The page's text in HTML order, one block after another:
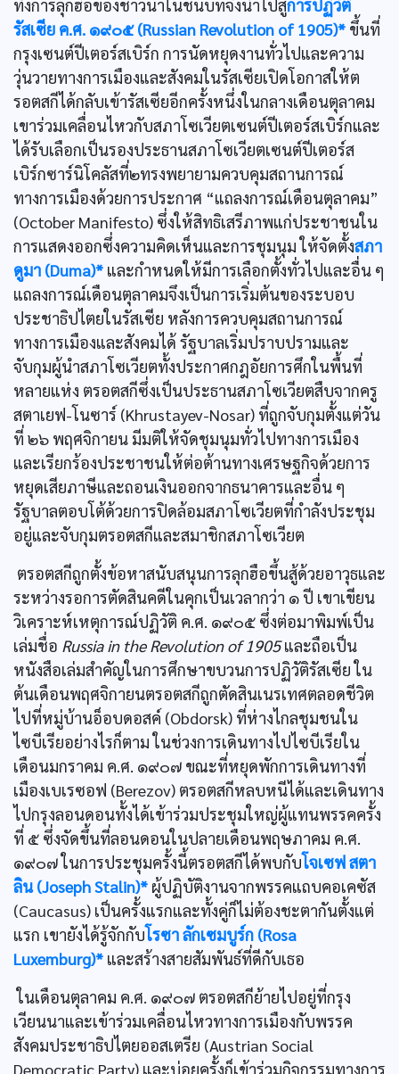
ทั้งการลุกฮือของชาวนาในชนบทจึงนำไปสู่การปฏิวัติ
รัสเซีย ค.ศ. ๑๙๐๕ (Russian Revolution of 1905)* ขึ้นที่
กรุงเซนต์ปีเตอร์สเบิร์ก การนัดหยุดงานทั่วไปและความ
วุ่นวายทางการเมืองและสังคมในรัสเซียเปิดโอกาสให้ต
รอตสกีได้กลับเข้ารัสเซียอีกครั้งหนึ่งในกลางเดือนตุลาคม
เขาร่วมเคลื่อนไหวกับสภาโซเวียตเซนต์ปีเตอร์สเบิร์กและ
ได้รับเลือกเป็นรองประธานสภาโซเวียตเซนต์ปีเตอร์ส
เบิร์กซาร์นิโคลัสที่๒ทรงพยายามควบคุมสถานการณ์
ทางการเมืองด้วยการประกาศ “แถลงการณ์เดือนตุลาคม”
(October Manifesto) ซึ่งให้สิทธิเสรีภาพแก่ประชาชนใน
การแสดงออกซึ่งความคิดเห็นและการชุมนุม ให้จัดตั้งสภา
ดูมา (Duma)* และกำหนดให้มีการเลือกตั้งทั่วไปและอื่น ๆ
แถลงการณ์เดือนตุลาคมจึงเป็นการเริ่มต้นของระบอบ
ประชาธิปไตยในรัสเซีย หลังการควบคุมสถานการณ์
ทางการเมืองและสังคมได้ รัฐบาลเริ่มปราบปรามและ
จับกุมผู้นำสภาโซเวียตทั้งประกาศกฎอัยการศึกในพื้นที่
หลายแห่ง ตรอตสกีซึ่งเป็นประธานสภาโซเวียตสืบจากครู
สตาเยฟ-โนซาร์ (Khrustayev-Nosar) ที่ถูกจับกุมตั้งแต่วัน
ที่ ๒๖ พฤศจิกายน มีมติให้จัดชุมนุมทั่วไปทางการเมือง
และเรียกร้องประชาชนให้ต่อต้านทางเศรษฐกิจด้วยการ
หยุดเสียภาษีและถอนเงินออกจากธนาคารและอื่น ๆ
รัฐบาลตอบโต้ด้วยการปิดล้อมสภาโซเวียตที่กำลังประชุม
อยู่และจับกุมตรอตสกีและสมาชิกสภาโซเวียต
ตรอตสกีถูกตั้งข้อหาสนับสนุนการลุกฮือขึ้นสู้ด้วยอาวุธและ
ระหว่างรอการตัดสินคดีในคุกเป็นเวลากว่า ๑ ปี เขาเขียน
วิเคราะห์เหตุการณ์ปฏิวัติ ค.ศ. ๑๙๐๕ ซึ่งต่อมาพิมพ์เป็น
เล่มชื่อ Russia in the Revolution of 1905และถือเป็น
หนังสือเล่มสำคัญในการศึกษาขบวนการปฏิวัติรัสเซีย ใน
ต้นเดือนพฤศจิกายนตรอตสกีถูกตัดสินเนรเทศตลอดชีวิต
ไปที่หมู่บ้านอ็อบดอสค์ (Obdorsk) ที่ห่างไกลชุมชนใน
ไซบีเรียอย่างไรก็ตาม ในช่วงการเดินทางไปไซบีเรียใน
เดือนมกราคม ค.ศ. ๑๙๐๗ ขณะที่หยุดพักการเดินทางที่
เมืองเบเรซอฟ (Berezov) ตรอตสกีหลบหนีได้และเดินทาง
ไปกรุงลอนดอนทั้งได้เข้าร่วมประชุมใหญ่ผู้แทนพรรคครั้ง
ที่ ๕ ซึ่งจัดขึ้นที่ลอนดอนในปลายเดือนพฤษภาคม ค.ศ.
๑๙๐๗ ในการประชุมครั้งนี้ตรอตสกีได้พบกับโจเซฟ สตา
ลิน (Joseph Stalin)* ผู้ปฏิบัติงานจากพรรคแถบคอเคซัส
(Caucasus) เป็นครั้งแรกและทั้งคู่ก็ไม่ต้องชะตากันตั้งแต่
แรก เขายังได้รู้จักกับโรซา ลักเซมบูร์ก (Rosa
Luxemburg)* และสร้างสายสัมพันธ์ที่ดีกับเธอ
ในเดือนตุลาคม ค.ศ. ๑๙๐๗ ตรอตสกีย้ายไปอยู่ที่กรุง
เวียนนาและเข้าร่วมเคลื่อนไหวทางการเมืองกับพรรค
สังคมประชาธิปไตยออสเตรีย (Austrian Social
Democratic Party) และบ่อยครั้งก็เข้าร่วมกิจกรรมทางการ